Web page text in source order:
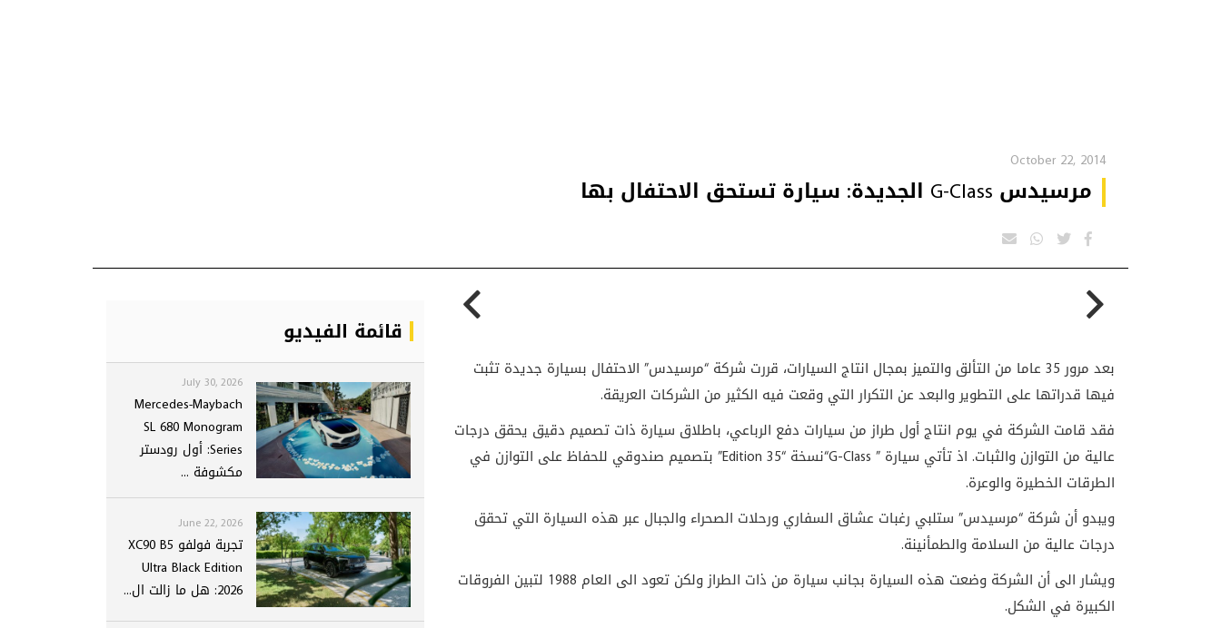
October 22, 2014
مرسيدس G-Class الجديدة: سيارة تستحق الاحتفال بها
بعد مرور 35 عاما من التألق والتميز بمجال انتاج السيارات، قررت شركة “مرسيدس” الاحتفال بسيارة جديدة تثبت
فيها قدراتها على التطوير والبعد عن التكرار التي وقعت فيه الكثير من الشركات العريقة.
فقد قامت الشركة في يوم انتاج أول طراز من سيارات دفع الرباعي، باطلاق سيارة ذات تصميم دقيق يحقق درجات
عالية من التوازن والثبات. اذ تأتي سيارة ” G-Class“نسخة “Edition 35” بتصميم صندوقي للحفاظ على التوازن في
الطرقات الخطيرة والوعرة.
ويبدو أن شركة “مرسيدس” ستلبي رغبات عشاق السفاري ورحلات الصحراء والجبال عبر هذه السيارة التي تحقق
درجات عالية من السلامة والطمأنينة.
ويشار الى أن الشركة وضعت هذه السيارة بجانب سيارة من ذات الطراز ولكن تعود الى العام 1988 لتبين الفروقات
الكبيرة في الشكل.
قائمة الفيديو
July 30, 2026
Mercedes-Maybach
SL 680 Monogram
Series: أول رودستر
مكشوفة ...
June 22, 2026
تجربة فولفو XC90 B5
Ultra Black Edition
2026: هل ما زالت ال...